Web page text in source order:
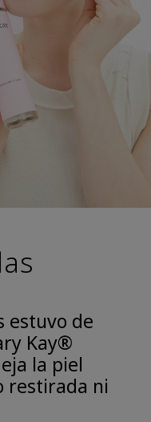
estuvo de
Kay®
la piel
restirada ni